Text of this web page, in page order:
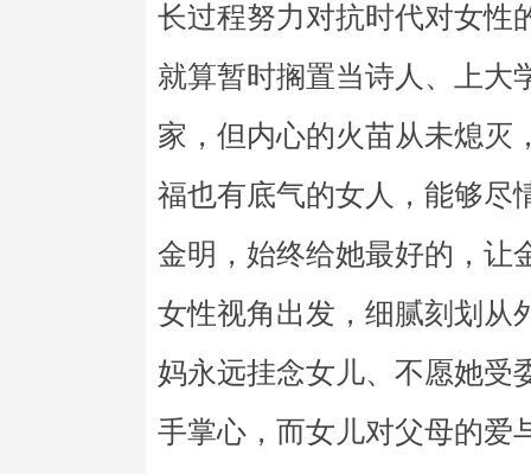
长过程努力对抗时代对女性
就算暂时搁置当诗人、上大
家，但内心的火苗从未熄灭
福也有底气的女人，能够尽
金明，始终给她最好的，让
女性视角出发，细腻刻划从
妈永远挂念女儿、不愿她受
手掌心，而女儿对父母的爱